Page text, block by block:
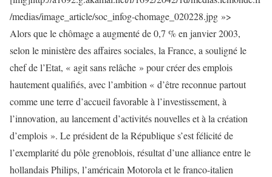
/medias/image_article/soc_infog-chomage_020228.jpg »>
Alors que le chômage a augmenté de 0,7 % en janvier 2003,
selon le ministère des affaires sociales, la France, a souligné le
chef de l’Etat, « agit sans relâche » pour créer des emplois
hautement qualifiés, avec l’ambition « d’être reconnue partout
comme une terre d’accueil favorable à l’investissement, à
l’innovation, au lancement d’activités nouvelles et à la création
d’emplois ». Le président de la République s’est félicité de
l’exemplarité du pôle grenoblois, résultat d’une alliance entre le
hollandais Philips, l’américain Motorola et le franco-italien